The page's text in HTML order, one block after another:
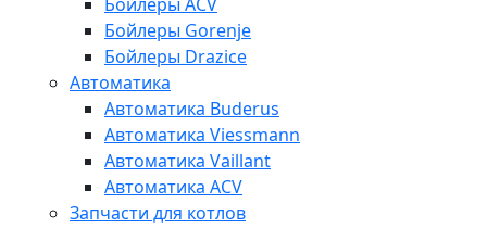
Бойлеры ACV
Бойлеры Gorenje
Бойлеры Drazice
Автоматика
Автоматика Buderus
Автоматика Viessmann
Автоматика Vaillant
Автоматика ACV
Запчасти для котлов